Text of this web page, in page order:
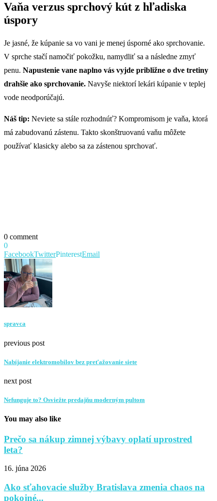
Vaňa verzus sprchový kút z hľadiska
úspory
Je jasné, že kúpanie sa vo vani je menej úsporné ako sprchovanie.
V sprche stačí namočiť pokožku, namydliť sa a následne zmyť
penu. Napustenie vane naplno vás vyjde približne o dve tretiny
drahšie ako sprchovanie. Navyše niektorí lekári kúpanie v teplej
vode neodporúčajú.
Náš tip: Neviete sa stále rozhodnúť? Kompromisom je vaňa, ktorá
má zabudovanú zástenu. Takto skonštruovanú vaňu môžete
používať klasicky alebo sa za zástenou sprchovať.
0 comment
0
FacebookTwitterPinterestEmail
spravca
previous post
Nabíjanie elektromobilov bez preťažovanie siete
next post
Nefunguje to? Osviežte predajňu moderným pultom
You may also like
Prečo sa nákup zimnej výbavy oplatí uprostred
leta?
16. júna 2026
Ako sťahovacie služby Bratislava zmenia chaos na
pokojné...